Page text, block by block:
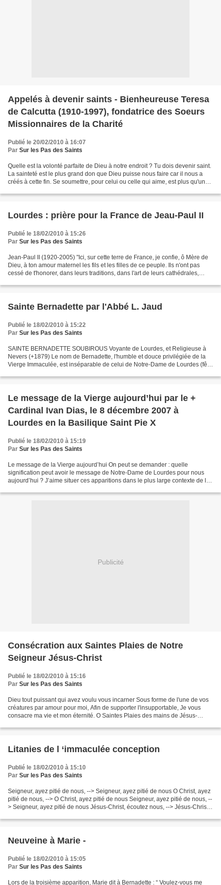
Appelés à devenir saints - Bienheureuse Teresa
de Calcutta (1910-1997), fondatrice des Soeurs
Missionnaires de la Charité
Publié le 20/02/2010 à 16:07
Par Sur les Pas des Saints
Quelle est la volonté parfaite de Dieu à notre endroit ? Tu dois devenir saint.
La sainteté est le plus grand don que Dieu puisse nous faire car il nous a
créés à cette fin. Se soumettre, pour celui ou celle qui aime, est plus qu'un
Lourdes : prière pour la France de Jeau-Paul II
Publié le 18/02/2010 à 15:26
Par Sur les Pas des Saints
Jean-Paul II (1920-2005) "Ici, sur cette terre de France, je confie, ô Mère de
Dieu, à ton amour maternel les fils et les filles de ce peuple. Ils n'ont pas
cessé de t'honorer, dans leurs traditions, dans l'art de leurs cathédrales,
Sainte Bernadette par l'Abbé L. Jaud
Publié le 18/02/2010 à 15:22
Par Sur les Pas des Saints
SAINTE BERNADETTE SOUBIROUS Voyante de Lourdes, et Religieuse à
Nevers (+1879) Le nom de Bernadette, l'humble et douce privilégiée de la
Vierge Immaculée, est inséparable de celui de Notre-Dame de Lourdes (fête
Le message de la Vierge aujourd’hui par le +
Cardinal Ivan Dias, le 8 décembre 2007 à
Lourdes en la Basilique Saint Pie X
Publié le 18/02/2010 à 15:19
Par Sur les Pas des Saints
Le message de la Vierge aujourd’hui On peut se demander : quelle
signification peut avoir le message de Notre-Dame de Lourdes pour nous
aujourd’hui ? J’aime situer ces apparitions dans le plus large contexte de la
Publicité
Consécration aux Saintes Plaies de Notre
Seigneur Jésus-Christ
Publié le 18/02/2010 à 15:16
Par Sur les Pas des Saints
Dieu tout puissant qui avez voulu vous incarner Sous forme de l'une de vos
créatures par amour pour moi, Afin de supporter l'insupportable, Je vous
consacre ma vie et mon éternité. O Saintes Plaies des mains de Jésus-
Litanies de l ‘immaculée conception
Publié le 18/02/2010 à 15:10
Par Sur les Pas des Saints
Seigneur, ayez pitié de nous, --> Seigneur, ayez pitié de nous O Christ, ayez
pitié de nous, --> O Christ, ayez pitié de nous Seigneur, ayez pitié de nous, --
> Seigneur, ayez pitié de nous Jésus-Christ, écoutez nous, --> Jésus-Christ,
Neuveine à Marie -
Publié le 18/02/2010 à 15:05
Par Sur les Pas des Saints
Lors de la troisième apparition, Marie dit à Bernadette : “ Voulez-vous me